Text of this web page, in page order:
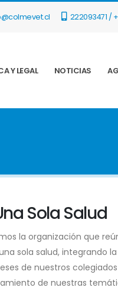
222093471 /
Y LEGAL NOTICIAS
Sola Salud
la organización que
sola salud, integrando
de nuestros
de nuestras